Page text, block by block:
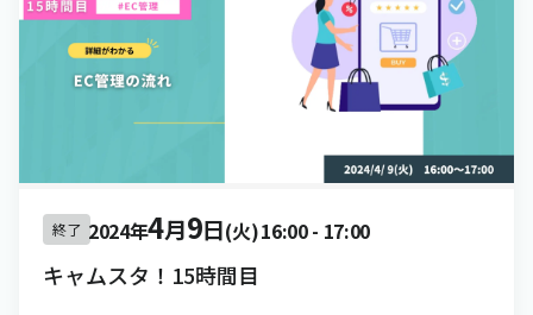
終了 2024年4月9日(火)16:00- 17:00
キャムスタ！15時間目